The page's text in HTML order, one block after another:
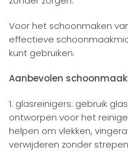
Voor het schoonmaken
effectieve
kunt gebruiken.
Aanbevolen
1. glasreinigers: gebruik
ontworpen voor het
helpen om vlekken,
verwijderen zonder